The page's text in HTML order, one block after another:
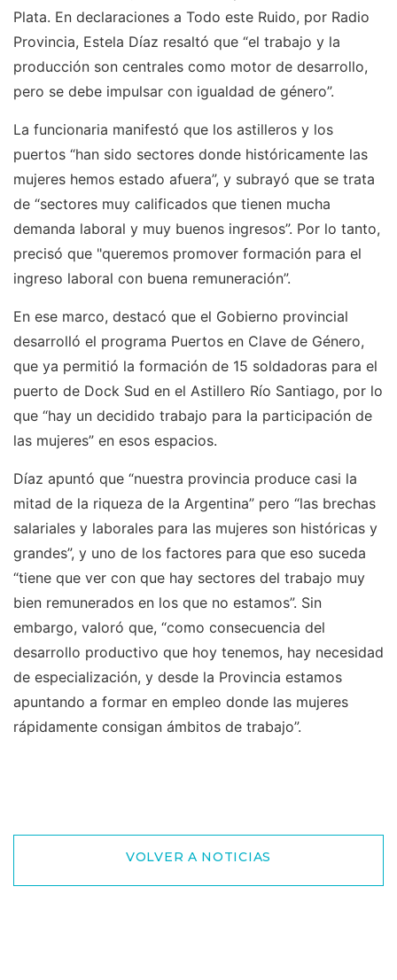
Plata. En declaraciones a Todo este Ruido, por Radio
Provincia, Estela Díaz resaltó que “el trabajo y la
producción son centrales como motor de desarrollo,
pero se debe impulsar con igualdad de género”.
La funcionaria manifestó que los astilleros y los
puertos “han sido sectores donde históricamente las
mujeres hemos estado afuera”, y subrayó que se trata
de “sectores muy calificados que tienen mucha
demanda laboral y muy buenos ingresos”. Por lo tanto,
precisó que "queremos promover formación para el
ingreso laboral con buena remuneración”.
En ese marco, destacó que el Gobierno provincial
desarrolló el programa Puertos en Clave de Género,
que ya permitió la formación de 15 soldadoras para el
puerto de Dock Sud en el Astillero Río Santiago, por lo
que “hay un decidido trabajo para la participación de
las mujeres” en esos espacios.
Díaz apuntó que “nuestra provincia produce casi la
mitad de la riqueza de la Argentina” pero “las brechas
salariales y laborales para las mujeres son históricas y
grandes”, y uno de los factores para que eso suceda
“tiene que ver con que hay sectores del trabajo muy
bien remunerados en los que no estamos”. Sin
embargo, valoró que, “como consecuencia del
desarrollo productivo que hoy tenemos, hay necesidad
de especialización, y desde la Provincia estamos
apuntando a formar en empleo donde las mujeres
rápidamente consigan ámbitos de trabajo”.
VOLVER A NOTICIAS